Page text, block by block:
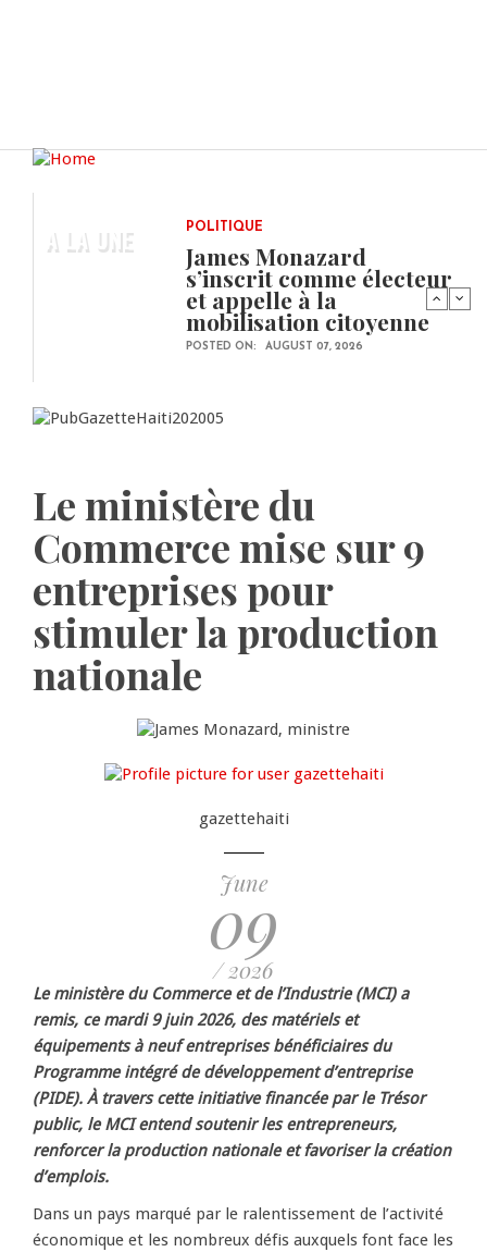
A LA UNE POLITIQUE
James Monazard
s’inscrit comme électeur
et appelle à la
mobilisation citoyenne
POSTED ON: AUGUST 07, 2026
Le ministère du
Commerce mise sur 9
entreprises pour
stimuler la production
nationale
gazettehaiti
June
09
/ 2026
Le ministère du Commerce et de l’Industrie (MCI) a
remis, ce mardi 9 juin 2026, des matériels et
équipements à neuf entreprises bénéficiaires du
Programme intégré de développement d’entreprise
(PIDE). À travers cette initiative financée par le Trésor
public, le MCI entend soutenir les entrepreneurs,
renforcer la production nationale et favoriser la création
d’emplois.
Dans un pays marqué par le ralentissement de l’activité
économique et les nombreux défis auxquels font face les